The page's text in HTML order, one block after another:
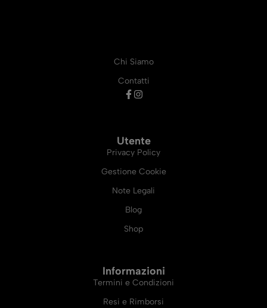
Chi Siamo
Contatti
Utente
Privacy Policy
Gestione Cookie
Note Legali
Blog
Shop
Informazioni
Termini e Condizioni
Resi e Rimborsi